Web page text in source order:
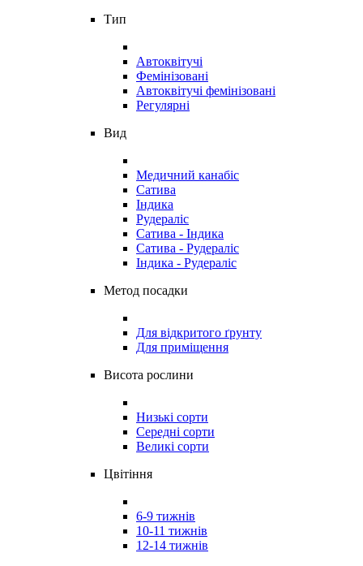
Тип
Автоквітучі
Фемінізовані
Автоквітучі фемінізовані
Регулярні
Вид
Медичний канабіс
Сатива
Індика
Рудераліс
Сатива - Індика
Сатива - Рудераліс
Індика - Рудераліс
Метод посадки
Для відкритого ґрунту
Для приміщення
Висота рослини
Низькі сорти
Середні сорти
Великі сорти
Цвітіння
6-9 тижнів
10-11 тижнів
12-14 тижнів